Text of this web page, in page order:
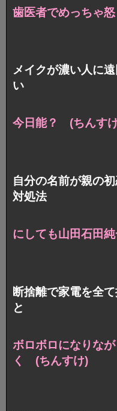
歯医者でめっちゃ
メイクが濃い人に
い
今日能？ (ちんす
自分の名前が親の
対処法
にしても山田石田
断捨離で家電を全
と
ボロボロになりな
く (ちんすけ)